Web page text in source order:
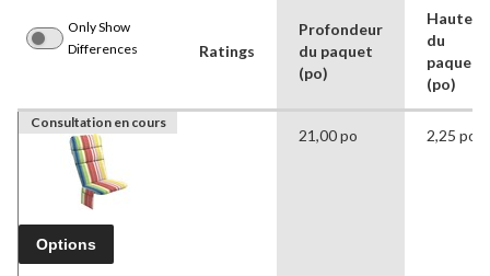
Only Show
Differences
Ratings
Profondeur
du paquet
(po)
Hauteur
du
paquet
(po)
Consultation en cours
Options
21,00 po 2,25 po